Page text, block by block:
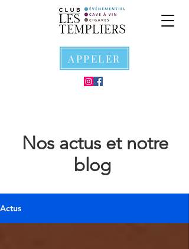
APPELER
Nos actus et notre
blog
Actus